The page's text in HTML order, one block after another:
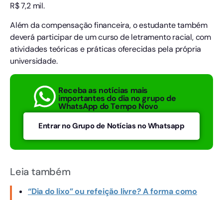
R$ 7,2 mil.
Além da compensação financeira, o estudante também
deverá participar de um curso de letramento racial, com
atividades teóricas e práticas oferecidas pela própria
universidade.
Receba as notícias mais
importantes do dia no grupo de
WhatsApp do Tempo Novo
Entrar no Grupo de Notícias no Whatsapp
Leia também
“Dia do lixo” ou refeição livre? A forma como